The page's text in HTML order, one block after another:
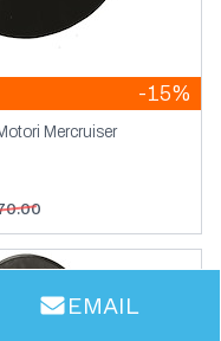
-15%
Mercruiser
EMAIL